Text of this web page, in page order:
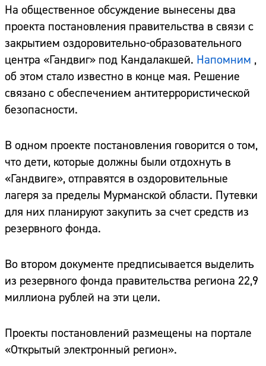
На общественное обсуждение вынесены два
проекта постановления правительства в связи с
закрытием оздоровительно-образовательного
центра «Гандвиг» под Кандалакшей. Напомним ,
об этом стало известно в конце мая. Решение
связано с обеспечением антитеррористической
безопасности.
В одном проекте постановления говорится о том,
что дети, которые должны были отдохнуть в
«Гандвиге», отправятся в оздоровительные
лагеря за пределы Мурманской области. Путевки
для них планируют закупить за счет средств из
резервного фонда.
Во втором документе предписывается выделить
из резервного фонда правительства региона 22,9
миллиона рублей на эти цели.
Проекты постановлений размещены на портале
«Открытый электронный регион».